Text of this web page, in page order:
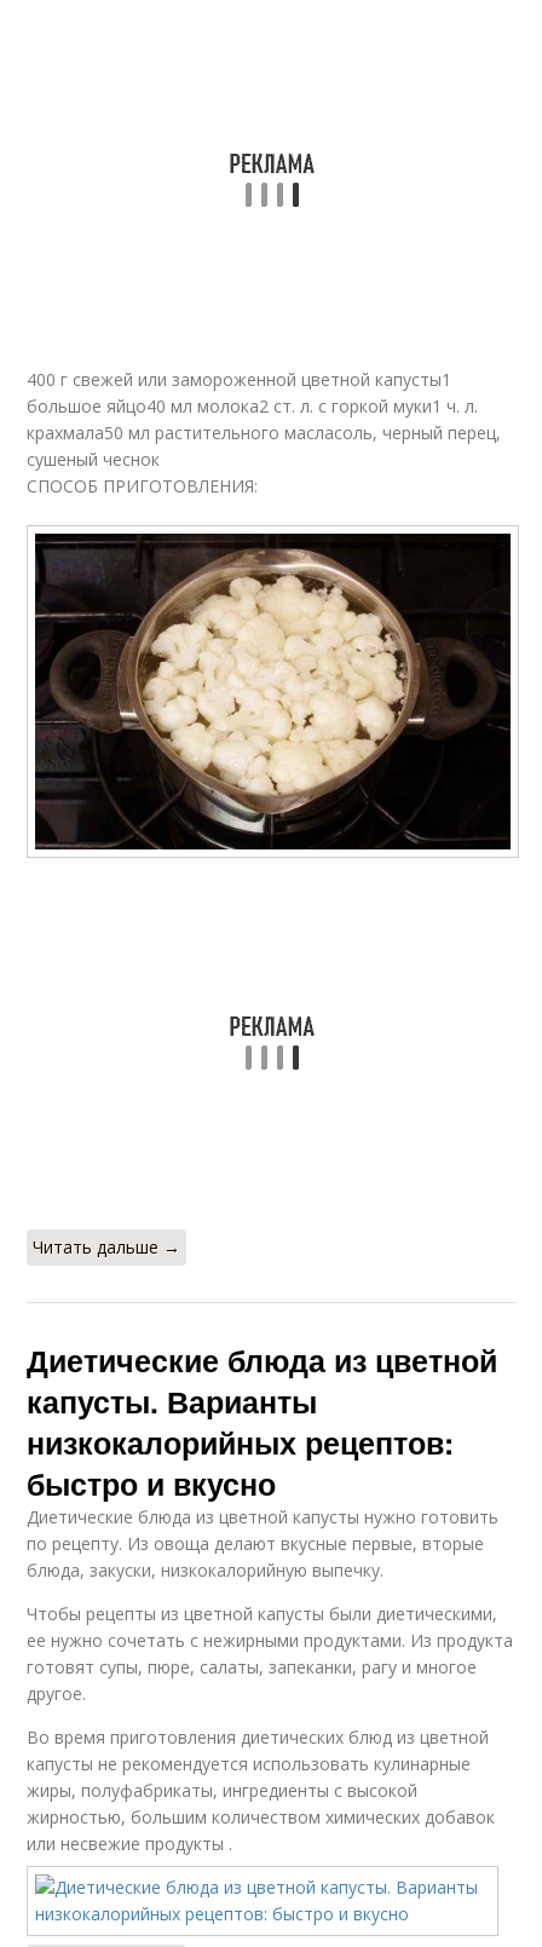
400 г свежей или замороженной цветной капусты1
большое яйцо40 мл молока2 ст. л. с горкой муки1 ч. л.
крахмала50 мл растительного масласоль, черный перец,
сушеный чеснок
СПОСОБ ПРИГОТОВЛЕНИЯ:
Читать дальше →
Диетические блюда из цветной
капусты. Варианты
низкокалорийных рецептов:
быстро и вкусно
Диетические блюда из цветной капусты нужно готовить
по рецепту. Из овоща делают вкусные первые, вторые
блюда, закуски, низкокалорийную выпечку.
Чтобы рецепты из цветной капусты были диетическими,
ее нужно сочетать с нежирными продуктами. Из продукта
готовят супы, пюре, салаты, запеканки, рагу и многое
другое.
Во время приготовления диетических блюд из цветной
капусты не рекомендуется использовать кулинарные
жиры, полуфабрикаты, ингредиенты с высокой
жирностью, большим количеством химических добавок
или несвежие продукты .